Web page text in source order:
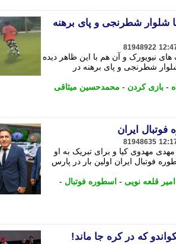
شلوار شطرنجی و پای برهنه
81948922
نیویورک و آن هم با این ظاهر دیده
شطرنجی و پای برهنه در
- بازی کردن - محمدحسین میثاقی
فوتبال ایران
81948635
مهدی مهدوی کیا و برای تبریک به او
فوتبال ایران اولین بار در پارس
امیر قلعه نویی - اسطوره فوتبال -
که در کره جا ماند!